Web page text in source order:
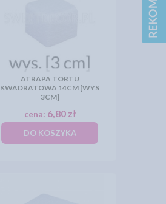
ATRAPA TORTU
KWADRATOWA 14CM [WYS
3CM]
cena: 6,80 zł
DO KOSZYKA